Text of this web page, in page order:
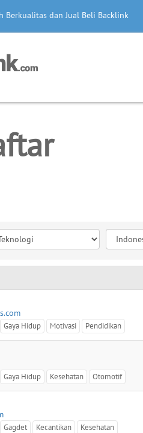
Berkualitas dan Jual Beli Backlink
Gaya Hidup Motivasi Pendidikan
Gaya Hidup Kesehatan Otomotif
Gagdet Kecantikan Kesehatan